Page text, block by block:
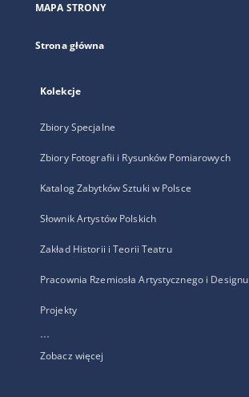
karcie
MAPA STRONY
Strona główna
Kolekcje
Zbiory Specjalne
Zbiory Fotografii i Rysunków Pomiarowych
Katalog Zabytków Sztuki w Polsce
Słownik Artystów Polskich
Zakład Historii i Teorii Teatru
Pracownia Rzemiosła Artystycznego i Designu
Projekty
...
Zobacz więcej